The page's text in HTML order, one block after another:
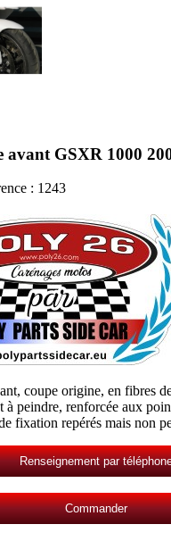
avant GSXR 1000
: 1243
coupe origine, en fibres
à peindre, renforcée aux
fixation repérés mais non
Renseignement par
Commander